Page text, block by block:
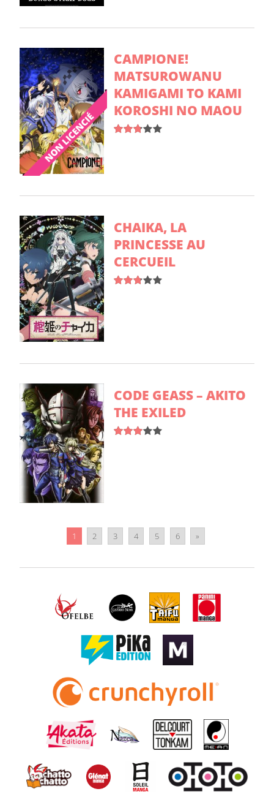
CAMPIONE!
MATSUROWANU
KAMIGAMI TO KAMI
KOROSHI NO MAOU
CHAIKA, LA
PRINCESSE AU
CERCUEIL
CODE GEASS – AKITO
THE EXILED
1 2 3 4 5 6 »